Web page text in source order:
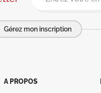
Gérez mon inscription
A PROPOS